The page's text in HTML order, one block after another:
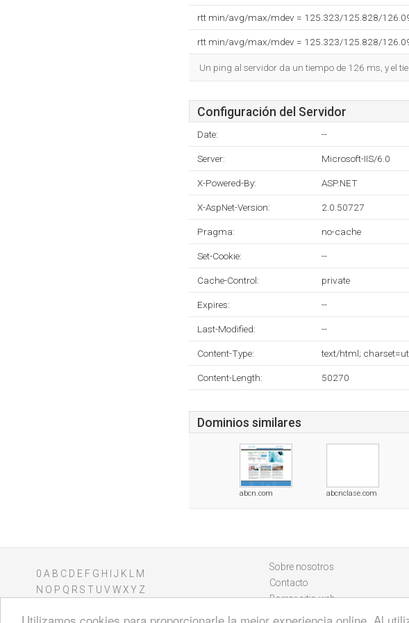
rtt min/avg/max/mdev = 125.323/125.828/
rtt min/avg/max/mdev = 125.323/125.828/
Un ping al servidor da un tiempo de 126 ms, y el
Configuración del Servidor
Date: --
Server: Microsoft-IIS/6.0
X-Powered-By: ASP.NET
X-AspNet-Version: 2.0.50727
Pragma: no-cache
Set-Cookie: --
Cache-Control: private
Expires: --
Last-Modified: --
Content-Type: text/html;
Content-Length: 50270
Dominios similares
abcn.com abcnclase.com
0 A B C D E F G H J K
M
N O P Q R S T U V WXY Z
Sobre nosotros
Contacto
Borrar sitio web